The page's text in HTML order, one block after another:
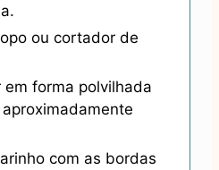
ou cortador de
em forma polvilhada
com as bordas